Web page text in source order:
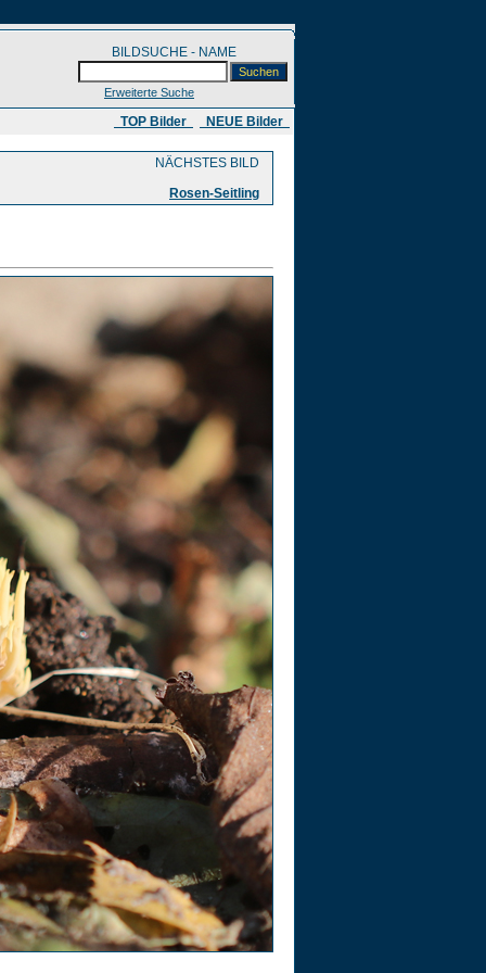
BILDSUCHE - NAME
Erweiterte Suche
​ TOP Bilder NEUE Bilder
NÄCHSTES BILD
Rosen-Seitling